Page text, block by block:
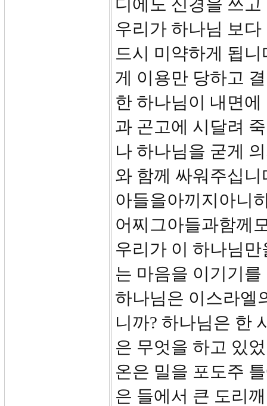
디에도 신경을 쓰
우리가 하나님 보
드시 미약하게 됩
게 이용만 당하고
한 하나님이 내면
과 곤고에 시달려
나 하나님을 굳게
와 함께 싸워주십
아들을아끼지아니
어찌그아들과함께
우리가 이 하나님
는 마음을 이기기
하나님은 이스라엘
니까? 하나님은 한
은 무엇을 하고 있
온은 밀을 포도주
은 들에서 큰 도리